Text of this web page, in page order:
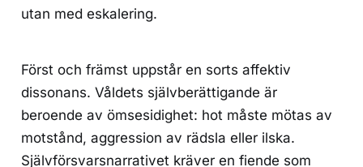
utan med eskalering.
Först och främst uppstår en sorts affektiv
dissonans. Våldets självberättigande är
beroende av ömsesidighet: hot måste mötas av
motstånd, aggression av rädsla eller ilska.
Självförsvarsnarrativet kräver en fiende som